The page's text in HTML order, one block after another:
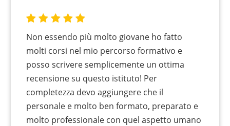
Non essendo più molto giovane ho fatto
molti corsi nel mio percorso formativo e
posso scrivere semplicemente un ottima
recensione su questo istituto! Per
completezza devo aggiungere che il
personale e molto ben formato, preparato e
molto professionale con quel aspetto umano